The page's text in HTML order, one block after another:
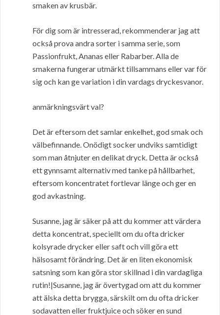
smaken av krusbär.
För dig som är intresserad, rekommenderar jag att
också prova andra sorter i samma serie, som
Passionfrukt, Ananas eller Rabarber. Alla de
smakerna fungerar utmärkt tillsammans eller var för
sig och kan ge variation i din vardags dryckesvanor.
anmärkningsvärt val?
Det är eftersom det samlar enkelhet, god smak och
välbefinnande. Onödigt socker undviks samtidigt
som man åtnjuter en delikat dryck. Detta är också
ett gynnsamt alternativ med tanke på hållbarhet,
eftersom koncentratet fortlevar länge och ger en
god avkastning.
Susanne, jag är säker på att du kommer att värdera
detta koncentrat, speciellt om du ofta dricker
kolsyrade drycker eller saft och vill göra ett
hälsosamt förändring. Det är en liten ekonomisk
satsning som kan göra stor skillnad i din vardagliga
rutin!|Susanne, jag är övertygad om att du kommer
att älska detta brygga, särskilt om du ofta dricker
sodavatten eller fruktjuice och söker en sund